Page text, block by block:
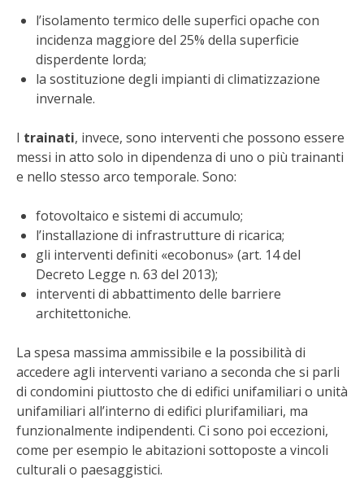
PELLENC
MEDICINA DEI SEMPLICI
SCONTI NOVEMBRE
COMPO
HUSQVARNA
ZAPI GARDEN
BENZA
ORTO BIO – TECNICHE DI COLTIVAZIONE
THERMACELL
TAP TRAP
IL MIO ORTO
ANIMALI UMANI E NON UMANI
l’isolamento termico delle superfici opache con
incidenza maggiore del 25% della superficie
disperdente lorda;
la sostituzione degli impianti di climatizzazione
invernale.
I trainati, invece, sono interventi che possono essere
messi in atto solo in dipendenza di uno o più trainanti
e nello stesso arco temporale. Sono:
fotovoltaico e sistemi di accumulo;
l’installazione di infrastrutture di ricarica;
gli interventi definiti «ecobonus» (art. 14 del
Decreto Legge n. 63 del 2013);
interventi di abbattimento delle barriere
architettoniche.
La spesa massima ammissibile e la possibilità di
accedere agli interventi variano a seconda che si parli
di condomini piuttosto che di edifici unifamiliari o unità
unifamiliari all’interno di edifici plurifamiliari, ma
funzionalmente indipendenti. Ci sono poi eccezioni,
come per esempio le abitazioni sottoposte a vincoli
culturali o paesaggistici.